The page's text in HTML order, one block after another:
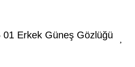
Erkek Güneş Gözlüğü